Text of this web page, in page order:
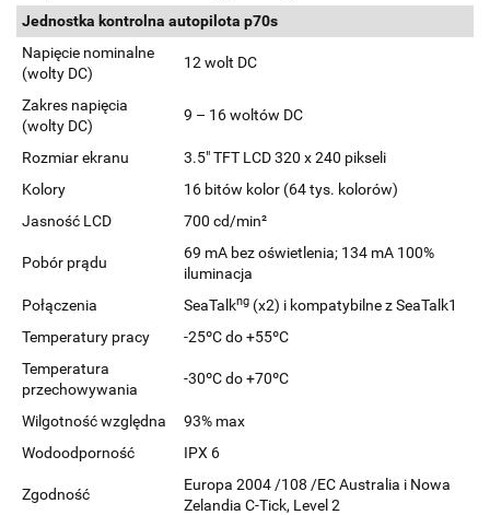
Jednostka kontrolna autopilota p70s
Napięcie nominalne
(wolty DC)
12 wolt DC
Zakres napięcia
(wolty DC)
9 – 16 woltów DC
Rozmiar ekranu
3.5" TFT LCD 320 x 240 pikseli
Kolory
16 bitów kolor (64 tys. kolorów)
Jasność LCD
700 cd/min²
Pobór prądu
69 mA bez oświetlenia; 134 mA 100%
iluminacja
Połączenia
SeaTalkng (x2) i kompatybilne z SeaTalk1
Temperatury pracy
-25ºC do +55ºC
Temperatura
przechowywania
-30ºC do +70ºC
Wilgotność względna
93% max
Wodoodporność
IPX 6
Zgodność
Europa 2004 /108 /EC Australia i Nowa
Zelandia C-Tick, Level 2